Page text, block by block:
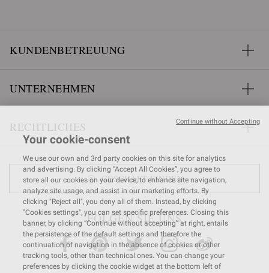
KUNDENBETREUUNG
UNTERNEHMEN
RECHTLICHES
GESCHÄFT FINDEN
FOLGEN SIE UNS
Your cookie-consent
We use our own and 3rd party cookies on this site for analytics
and advertising. By clicking “Accept All Cookies”, you agree to
store all our cookies on your device, to enhance site navigation,
analyze site usage, and assist in our marketing efforts. By
clicking "Reject all", you deny all of them. Instead, by clicking
"Cookies settings", you can set specific preferences. Closing this
banner, by clicking “Continue without accepting” at right, entails
the persistence of the default settings and therefore the
continuation of navigation in the absence of cookies or other
tracking tools, other than technical ones. You can change your
preferences by clicking the cookie widget at the bottom left of
Continue without Accepting